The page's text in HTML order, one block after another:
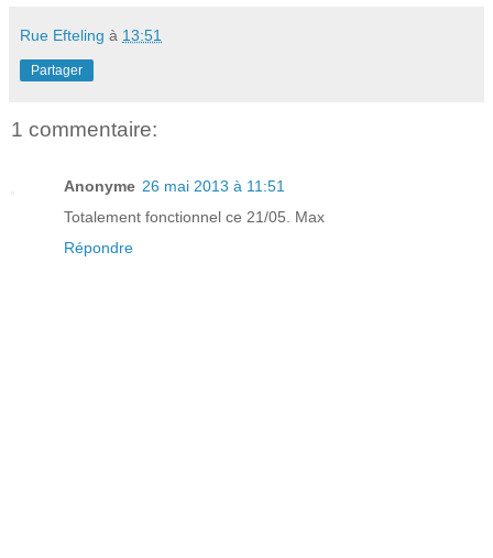
Rue Efteling à 13:51
Partager
1 commentaire:
Anonyme 26 mai 2013 à 11:51
Totalement fonctionnel ce 21/05. Max
Répondre